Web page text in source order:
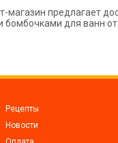
магазин предлагает
бомбочками для ванн от
Рецепты
Новости